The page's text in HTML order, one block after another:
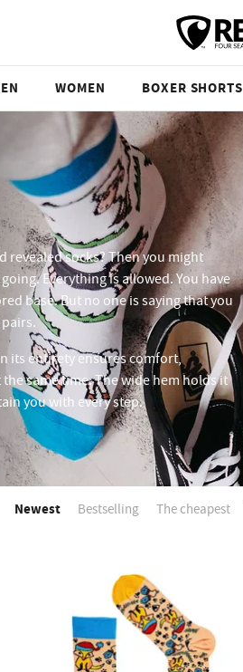
WOMEN BOXER SHORTS
socks? Then you might
Everything is allowed. You have
base. But no one is saying that you
its entirety ensures comfort,
same time. The wide hem holds it
you with every step.
Newest Bestselling The cheapest